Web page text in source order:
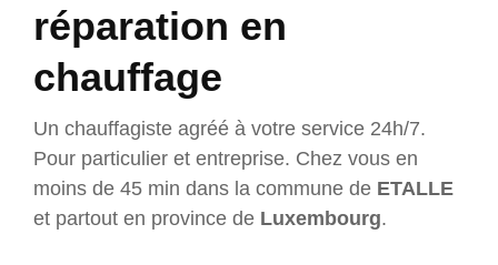
réparation en
chauffage
Un chauffagiste agréé à votre service 24h/7.
Pour particulier et entreprise. Chez vous en
moins de 45 min dans la commune de ETALLE
et partout en province de Luxembourg.